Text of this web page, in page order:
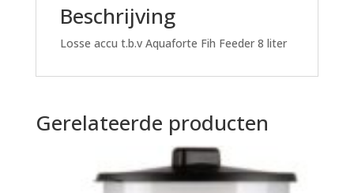
Beschrijving
Losse accu t.b.v Aquaforte Fih Feeder 8 liter
Gerelateerde producten